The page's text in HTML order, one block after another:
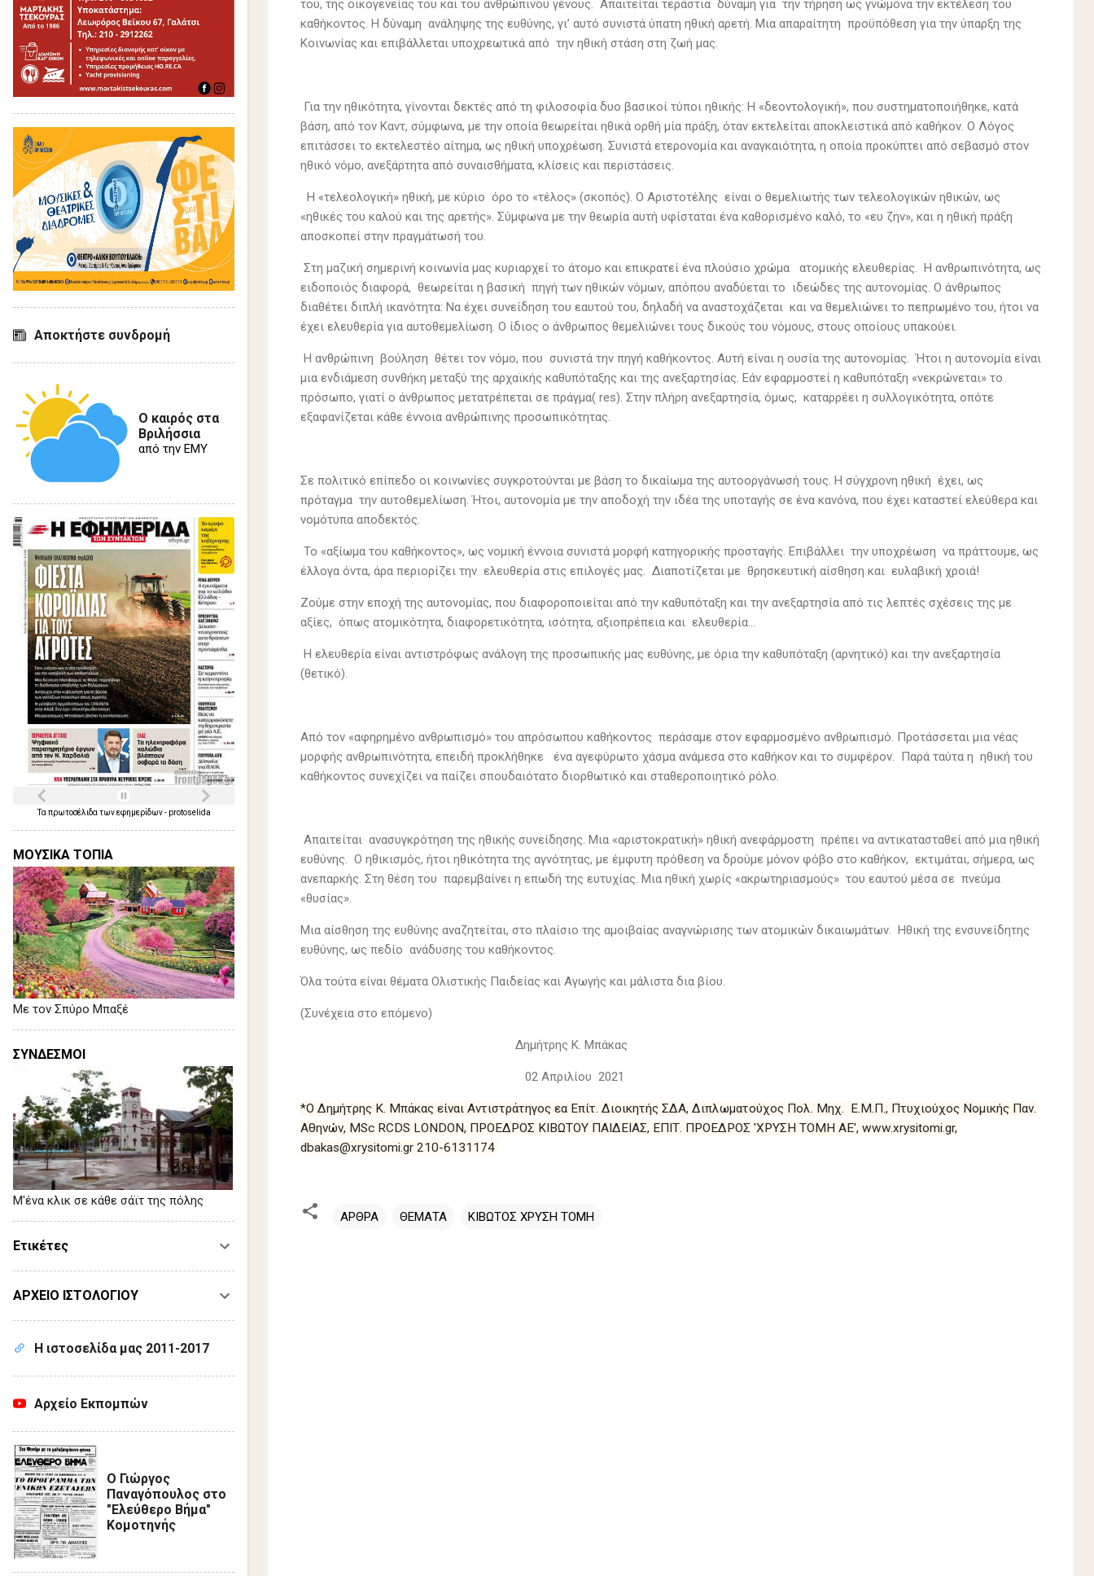
του, της οικογενείας του και του ανθρώπινου γένους. Απαιτείται τεράστια δύναμη για την τήρηση ως γνώμονα την εκτέλεση του
καθήκοντος. Η δύναμη ανάληψης της ευθύνης, γι’ αυτό συνιστά ύπατη ηθική αρετή. Μια απαραίτητη προϋπόθεση για την ύπαρξη της
Κοινωνίας και επιβάλλεται υποχρεωτικά από την ηθική στάση στη ζωή μας.
Για την ηθικότητα, γίνονται δεκτές από τη φιλοσοφία δυο βασικοί τύποι ηθικής: Η «δεοντολογική», που συστηματοποιήθηκε, κατά
βάση, από τον Καντ, σύμφωνα, με την οποία θεωρείται ηθικά ορθή μία πράξη, όταν εκτελείται αποκλειστικά από καθήκον. Ο Λόγος
επιτάσσει το εκτελεστέο αίτημα, ως ηθική υποχρέωση. Συνιστά ετερονομία και αναγκαιότητα, η οποία προκύπτει από σεβασμό στον
ηθικό νόμο, ανεξάρτητα από συναισθήματα, κλίσεις και περιστάσεις.
Η «τελεολογική» ηθική, με κύριο όρο το «τέλος» (σκοπός). Ο Αριστοτέλης είναι ο θεμελιωτής των τελεολογικών ηθικών, ως
«ηθικές του καλού και της αρετής». Σύμφωνα με την θεωρία αυτή υφίσταται ένα καθορισμένο καλό, το «ευ ζην», και η ηθική πράξη
αποσκοπεί στην πραγμάτωσή του.
Στη μαζική σημερινή κοινωνία μας κυριαρχεί το άτομο και επικρατεί ένα πλούσιο χρώμα ατομικής ελευθερίας. Η ανθρωπινότητα, ως
ειδοποιός διαφορά, θεωρείται η βασική πηγή των ηθικών νόμων, απόπου αναδύεται το ιδεώδες της αυτονομίας. Ο άνθρωπος
διαθέτει διπλή ικανότητα: Να έχει συνείδηση του εαυτού του, δηλαδή να αναστοχάζεται και να θεμελιώνει το πεπρωμένο του, ήτοι να
έχει ελευθερία για αυτοθεμελίωση. Ο ίδιος ο άνθρωπος θεμελιώνει τους δικούς του νόμους, στους οποίους υπακούει.
Η ανθρώπινη βούληση θέτει τον νόμο, που συνιστά την πηγή καθήκοντος. Αυτή είναι η ουσία της αυτονομίας. Ήτοι η αυτονομία είναι
μια ενδιάμεση συνθήκη μεταξύ της αρχαϊκής καθυπόταξης και της ανεξαρτησίας. Εάν εφαρμοστεί η καθυπόταξη «νεκρώνεται» το
πρόσωπο, γιατί ο άνθρωπος μετατρέπεται σε πράγμα( res). Στην πλήρη ανεξαρτησία, όμως, καταρρέει η συλλογικότητα, οπότε
εξαφανίζεται κάθε έννοια ανθρώπινης προσωπικότητας.
Σε πολιτικό επίπεδο οι κοινωνίες συγκροτούνται με βάση το δικαίωμα της αυτοοργάνωσή τους. Η σύγχρονη ηθική έχει, ως
πρόταγμα την αυτοθεμελίωση. Ήτοι, αυτονομία με την αποδοχή την ιδέα της υποταγής σε ένα κανόνα, που έχει καταστεί ελεύθερα και
νομότυπα αποδεκτός.
Το «αξίωμα του καθήκοντος», ως νομική έννοια συνιστά μορφή κατηγορικής προσταγής. Επιβάλλει την υποχρέωση να πράττουμε, ως
έλλογα όντα, άρα περιορίζει την ελευθερία στις επιλογές μας. Διαποτίζεται με θρησκευτική αίσθηση και ευλαβική χροιά!
Ζούμε στην εποχή της αυτονομίας, που διαφοροποιείται από την καθυπόταξη και την ανεξαρτησία από τις λεπτές σχέσεις της με
αξίες, όπως ατομικότητα, διαφορετικότητα, ισότητα, αξιοπρέπεια και ελευθερία...
Η ελευθερία είναι αντιστρόφως ανάλογη της προσωπικής μας ευθύνης, με όρια την καθυπόταξη (αρνητικό) και την ανεξαρτησία
(θετικό).
Από τον «αφηρημένο ανθρωπισμό» του απρόσωπου καθήκοντος περάσαμε στον εφαρμοσμένο ανθρωπισμό. Προτάσσεται μια νέας
μορφής ανθρωπινότητα, επειδή προκλήθηκε ένα αγεφύρωτο χάσμα ανάμεσα στο καθήκον και το συμφέρον. Παρά ταύτα η ηθική του
καθήκοντος συνεχίζει να παίζει σπουδαιότατο διορθωτικό και σταθεροποιητικό ρόλο.
Απαιτείται ανασυγκρότηση της ηθικής συνείδησης. Μια «αριστοκρατική» ηθική ανεφάρμοστη πρέπει να αντικατασταθεί από μια ηθική
ευθύνης. Ο ηθικισμός, ήτοι ηθικότητα της αγνότητας, με έμφυτη πρόθεση να δρούμε μόνον φόβο στο καθήκον, εκτιμάται, σήμερα, ως
ανεπαρκής. Στη θέση του παρεμβαίνει η επωδή της ευτυχίας. Μια ηθική χωρίς «ακρωτηριασμούς» του εαυτού μέσα σε πνεύμα
«θυσίας».
Μια αίσθηση της ευθύνης αναζητείται, στο πλαίσιο της αμοιβαίας αναγνώρισης των ατομικών δικαιωμάτων. Ηθική της ενσυνείδητης
ευθύνης, ως πεδίο ανάδυσης του καθήκοντος.
Όλα τούτα είναι θέματα Ολιστικής Παιδείας και Αγωγής και μάλιστα δια βίου.
(Συνέχεια στο επόμενο)
Δημήτρης Κ. Μπάκας
02 Απριλίου 2021
*Ο Δημήτρης Κ. Μπάκας είναι Αντιστράτηγος εα Επίτ. Διοικητής ΣΔΑ, Διπλωματούχος Πολ. Μηχ. Ε.Μ.Π., Πτυχιούχος Νομικής Παν.
Αθηνών, MSc RCDS LONDON, ΠΡΟΕΔΡΟΣ ΚΙΒΩΤΟΥ ΠΑΙΔΕΙΑΣ, ΕΠΙΤ. ΠΡΟΕΔΡΟΣ 'ΧΡΥΣΗ ΤΟΜΗ ΑΕ', www.xrysitomi.gr,
dbakas@xrysitomi.gr 210-6131174
ΑΡΘΡΑ ΘΕΜΑΤΑ ΚΙΒΩΤΟΣ ΧΡΥΣΗ ΤΟΜΗ
Αποκτήστε συνδρομή
Ο καιρός στα
Βριλήσσια
από την ΕΜΥ
Τα πρωτοσέλιδα τωνεφημερίδων- protoselida
ΜΟΥΣΙΚΑ ΤΟΠΙΑ
Με τον Σπύρο Μπαξέ
ΣΥΝΔΕΣΜΟΙ
Μ'ένα κλικ σε κάθε σάϊτ της πόλης
Ετικέτες
ΑΡΧΕΙΟ ΙΣΤΟΛΟΓΙΟΥ
Η ιστοσελίδα μας 2011-2017
Αρχείο Εκπομπών
Ο Γιώργος
Παναγόπουλος στο
"Ελεύθερο Βήμα"
Κομοτηνής